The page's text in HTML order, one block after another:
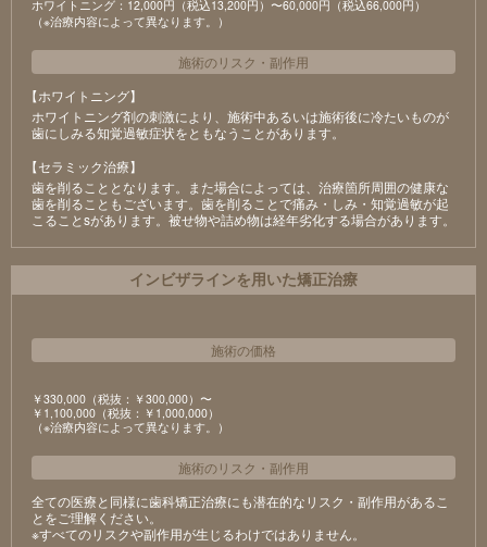
ホワイトニング：12,000円（税込13,200円）〜60,000円（税込66,000円）
（※治療内容によって異なります。）
施術のリスク ・ 副作用
【ホワイトニング】
ホワイトニング剤の刺激により、施術中あるいは施術後に冷たいものが
⻭にしみる知覚過敏症状をともなうことがあります。
【セラミック治療】
⻭を削ることとなります。また場合によっては、治療箇所周囲の健康な
⻭を削ることもございます。⻭を削ることで痛み・しみ・知覚過敏が起
こることsがあります。被せ物や詰め物は経年劣化する場合があります。
インビザラインを用いた矯正治療
施術の価格
￥330,000（税抜：￥300,000）〜
￥1,100,000（税抜：￥1,000,000）
（※治療内容によって異なります。）
施術のリスク ・ 副作用
全ての医療と同様に歯科矯正治療にも潜在的なリスク・副作用があるこ
とをご理解ください。
※すべてのリスクや副作用が生じるわけではありません。